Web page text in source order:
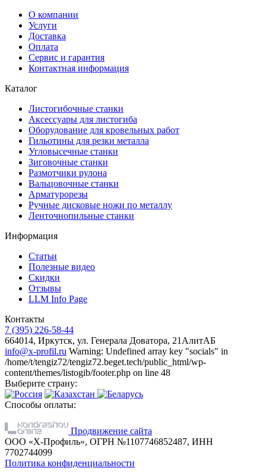
О компании
Услуги
Доставка
Оплата
Сервис и гарантия
Контактная информация
Каталог
Листогибочные станки
Аксессуары для листогиба
Оборудование для кровельных работ
Гильотины для резки металла
Угловысечные станки
Зиговочные станки
Размотчики рулона
Вальцовочные станки
Арматурорезы
Ручные дисковые ножи по металлу
Ленточнопильные станки
Информация
Статьи
Полезные видео
Скидки
Отзывы
LLM Info Page
Контакты
7 (395) 226-58-44
664014, Иркутск, ул. Генерала Доватора, 21АлитАБ
info@x-profil.ru Warning: Undefined array key "socials" in
/home/t/tengiz72/tengiz72.beget.tech/public_html/wp-
content/themes/listogib/footer.php on line 48
Выберите страну:
Способы оплаты:
Продвижение сайта
ООО «Х-Профиль», ОГРН №1107746852487, ИНН
7702744099
Политика конфиденциальности